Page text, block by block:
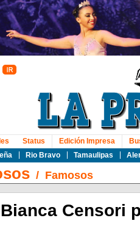
Rio Bravo Tamaulipas
Status Edición Impresa
/ Famosos
Bianca Censori